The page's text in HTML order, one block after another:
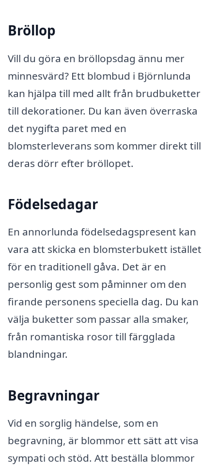
Bröllop
Vill du göra en bröllopsdag ännu mer
minnesvärd? Ett blombud i Björnlunda
kan hjälpa till med allt från brudbuketter
till dekorationer. Du kan även överraska
det nygifta paret med en
blomsterleverans som kommer direkt till
deras dörr efter bröllopet.
Födelsedagar
En annorlunda födelsedagspresent kan
vara att skicka en blomsterbukett istället
för en traditionell gåva. Det är en
personlig gest som påminner om den
firande personens speciella dag. Du kan
välja buketter som passar alla smaker,
från romantiska rosor till färgglada
blandningar.
Begravningar
Vid en sorglig händelse, som en
begravning, är blommor ett sätt att visa
sympati och stöd. Att beställa blommor